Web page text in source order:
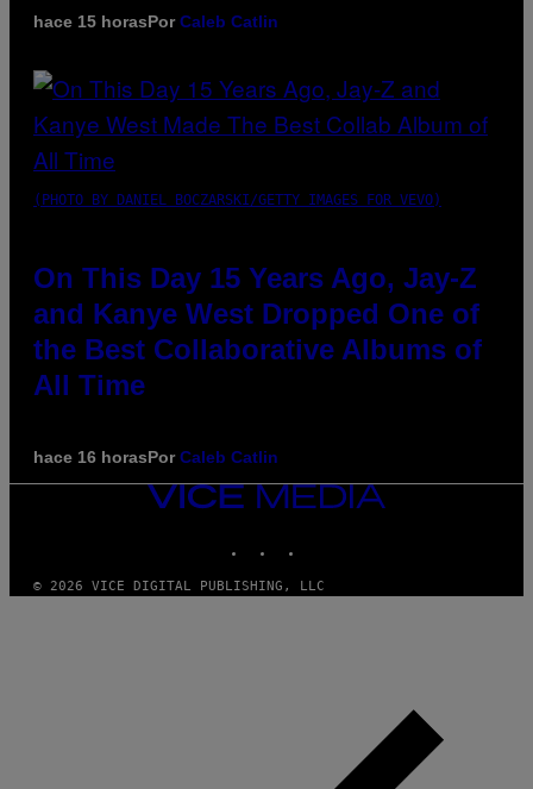
hace 15 horasPorCaleb Catlin
(PHOTO BY DANIEL BOCZARSKI/GETTY IMAGES FOR VEVO)
On This Day 15 Years Ago, Jay-Z
and Kanye West Dropped One of
the Best Collaborative Albums of
All Time
hace 16 horasPorCaleb Catlin
VICE
© 2026 VICE DIGITAL PUBLISHING, LLC